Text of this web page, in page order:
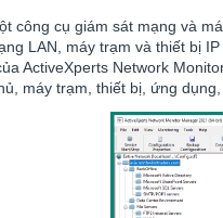
công cụ giám sát mạng và
LAN, máy trạm và thiết bị
ActiveXperts Network
máy trạm, thiết bị, ứng